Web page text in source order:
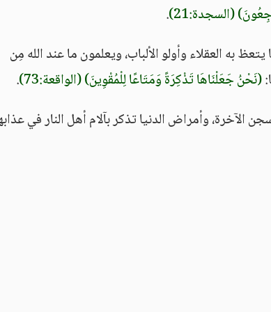
(السجدة:21)
.
به العقلاء وأولو الألباب، ويعلمون ما عند الله مِن
(نَحْنُ جَعَلْنَاهَا تَذْكِرَةً وَمَتَاعًا لِلْمُقْوِينَ)(الواقعة:73)
.
الآخرة، وأمراض الدنيا تذكر بآلام أهل النار في